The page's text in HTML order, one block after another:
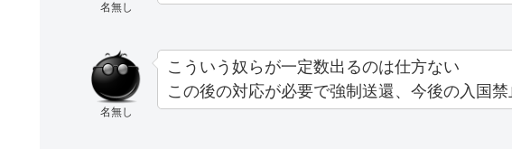
名無し
名無し
こういう奴らが一定数出るのは仕方ない
この後の対応が必要で強制送還、今後の入国